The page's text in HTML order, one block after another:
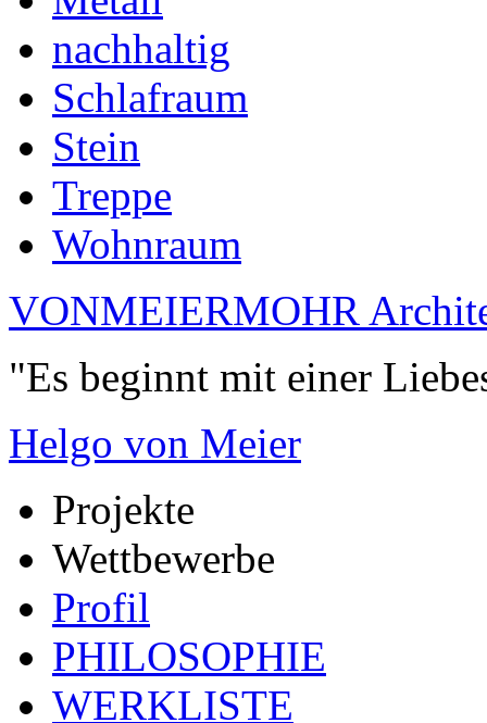
nachhaltig
Schlafraum
Stein
Treppe
Wohnraum
VONMEIERMOHR
"Es beginnt mit einer
Helgo von Meier
Projekte
Wettbewerbe
Profil
PHILOSOPHIE
WERKLISTE